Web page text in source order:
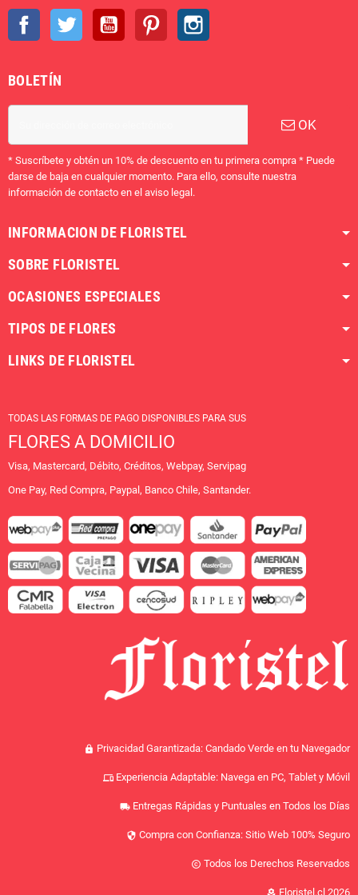
Facebook Twitter YouTube Pinterest
BOLETÍN
OK
* Suscríbete y obtén un 10% de descuento en tu primera compra * Puede
darse de baja en cualquier momento. Para ello, consulte nuestra
información de contacto en el aviso legal.
INFORMACION DE FLORISTEL
SOBRE FLORISTEL
OCASIONES ESPECIALES
TIPOS DE FLORES
LINKS DE FLORISTEL
TODAS LAS FORMAS DE PAGO DISPONIBLES PARA SUS
FLORES A DOMICILIO
Visa, Mastercard, Débito, Créditos, Webpay, Servipag
One Pay, Red Compra, Paypal, Banco Chile, Santander.
lock Privacidad Garantizada: Candado Verde en tu Navegador
devices Experiencia Adaptable: Navega en PC, Tablet y Móvil
local_shipping Entregas Rápidas y Puntuales en Todos los Días
security Compra con Confianza: Sitio Web 100% Seguro
copyright Todos los Derechos Reservados
local_florist Floristel.cl 2026